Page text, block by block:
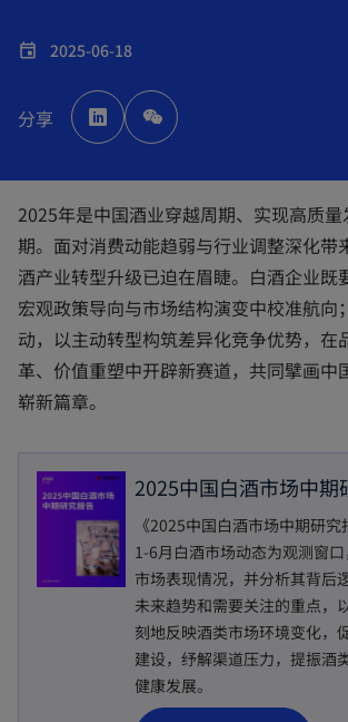
event 2025-06-18
分享 p
e
n
e
w
t
a
b
2025年是中国酒业穿越周期、实现高质
期。面对消费动能趋弱与行业调整深化带
酒产业转型升级已迫在眉睫。白酒企业既
宏观政策导向与市场结构演变中校准航向
动，以主动转型构筑差异化竞争优势，在
革、价值重塑中开辟新赛道，共同擘画中
崭新篇章。
2025中国白酒市场中期
《2025中国白酒市场中期研
1-6月白酒市场动态为观测窗
市场表现情况，并分析其背后
未来趋势和需要关注的重点，
刻地反映酒类市场环境变化，
建设，纾解渠道压力，提振酒
健康发展。